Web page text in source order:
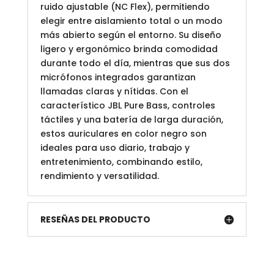
ruido ajustable (NC Flex), permitiendo
elegir entre aislamiento total o un modo
más abierto según el entorno. Su diseño
ligero y ergonómico brinda comodidad
durante todo el día, mientras que sus dos
micrófonos integrados garantizan
llamadas claras y nítidas. Con el
característico JBL Pure Bass, controles
táctiles y una batería de larga duración,
estos auriculares en color negro son
ideales para uso diario, trabajo y
entretenimiento, combinando estilo,
rendimiento y versatilidad.
RESEÑAS DEL PRODUCTO